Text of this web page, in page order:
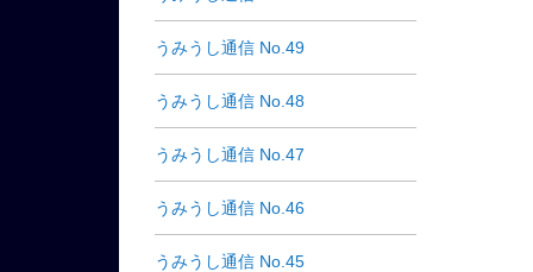
うみうし通信 No.49
うみうし通信 No.48
うみうし通信 No.47
うみうし通信 No.46
うみうし通信 No.45